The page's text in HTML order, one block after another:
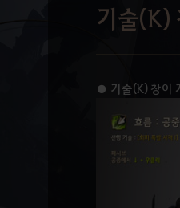
기술(K)
● 기술(K) 창이